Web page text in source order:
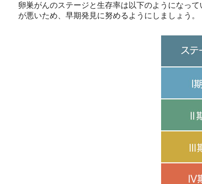
卵巣がんのステージと生存率は以下のようになっ
が悪いため、早期発見に努めるようにしましょう。